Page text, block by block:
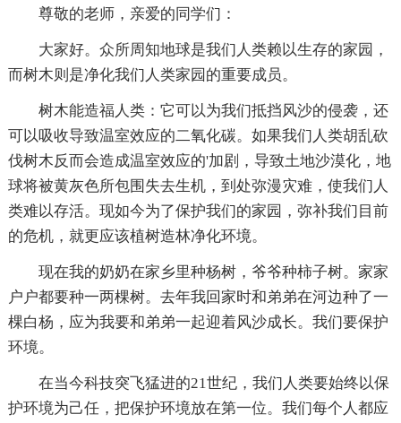
尊敬的老师，亲爱的同学们：
大家好。众所周知地球是我们人类赖以生存的家园，
而树木则是净化我们人类家园的重要成员。
树木能造福人类：它可以为我们抵挡风沙的侵袭，还
可以吸收导致温室效应的二氧化碳。如果我们人类胡乱砍
伐树木反而会造成温室效应的'加剧，导致土地沙漠化，地
球将被黄灰色所包围失去生机，到处弥漫灾难，使我们人
类难以存活。现如今为了保护我们的家园，弥补我们目前
的危机，就更应该植树造林净化环境。
现在我的奶奶在家乡里种杨树，爷爷种柿子树。家家
户户都要种一两棵树。去年我回家时和弟弟在河边种了一
棵白杨，应为我要和弟弟一起迎着风沙成长。我们要保护
环境。
在当今科技突飞猛进的21世纪，我们人类要始终以保
护环境为己任，把保护环境放在第一位。我们每个人都应